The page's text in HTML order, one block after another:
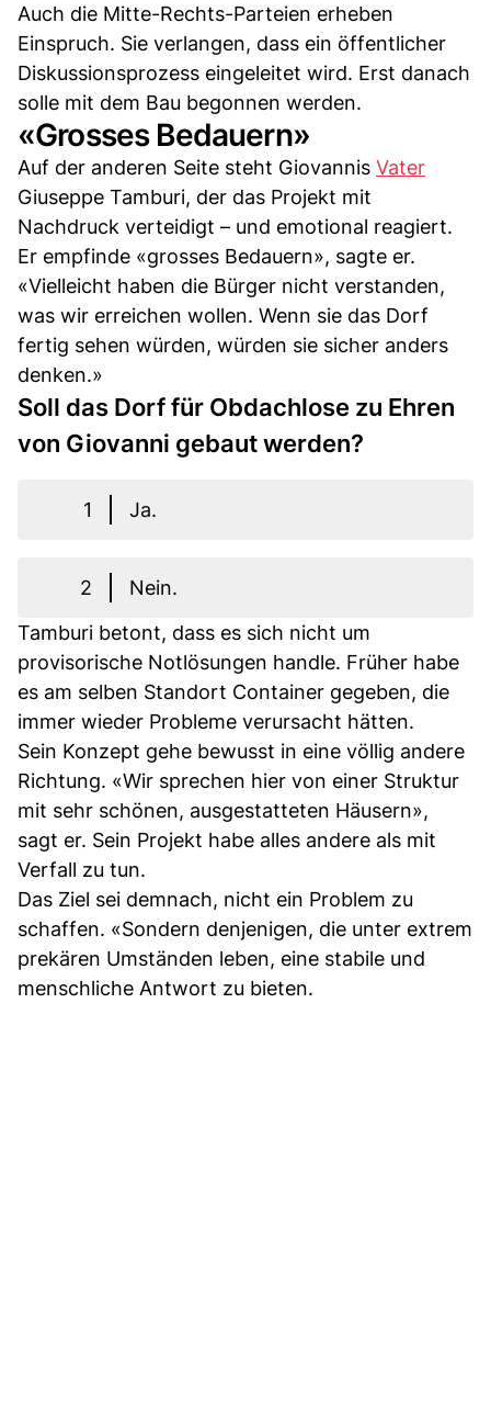
Auch die Mitte-Rechts-Parteien erheben
Einspruch. Sie verlangen, dass ein öffentlicher
Diskussionsprozess eingeleitet wird. Erst danach
solle mit dem Bau begonnen werden.
«Grosses Bedauern»
Auf der anderen Seite steht Giovannis Vater
Giuseppe Tamburi, der das Projekt mit
Nachdruck verteidigt – und emotional reagiert.
Er empfinde «grosses Bedauern», sagte er.
«Vielleicht haben die Bürger nicht verstanden,
was wir erreichen wollen. Wenn sie das Dorf
fertig sehen würden, würden sie sicher anders
denken.»
Soll das Dorf für Obdachlose zu Ehren
von Giovanni gebaut werden?
1 Ja.
2
Nein.
Tamburi betont, dass es sich nicht um
provisorische Notlösungen handle. Früher habe
es am selben Standort Container gegeben, die
immer wieder Probleme verursacht hätten.
Sein Konzept gehe bewusst in eine völlig andere
Richtung. «Wir sprechen hier von einer Struktur
mit sehr schönen, ausgestatteten Häusern»,
sagt er. Sein Projekt habe alles andere als mit
Verfall zu tun.
Das Ziel sei demnach, nicht ein Problem zu
schaffen. «Sondern denjenigen, die unter extrem
prekären Umständen leben, eine stabile und
menschliche Antwort zu bieten.